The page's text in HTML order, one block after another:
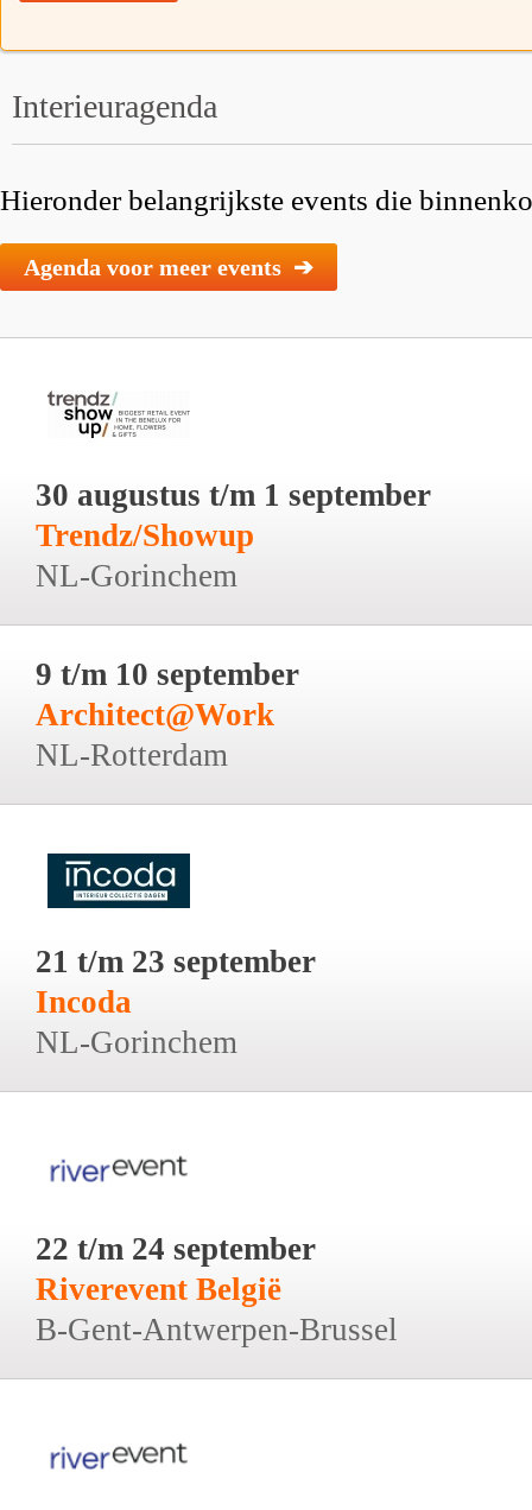
Interieuragenda
Hieronder belangrijkste events die
Agenda voor meer events ➔
30 augustus t/m 1 september
Trendz/Showup
NL-Gorinchem
9 t/m 10 september
Architect@Work
NL-Rotterdam
21 t/m 23 september
Incoda
NL-Gorinchem
22 t/m 24 september
Riverevent België
B-Gent-Antwerpen-Brussel